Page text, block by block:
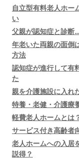
自立型有料老人ホ
い
父親が認知症と診断
年老いた両親の面倒
方法
認知症が進行して有
た
親を介護施設に入れ
特養・老健・介護療
軽費老人ホームとは
サービス付き高齢者
老人ホームへの入居
説得？